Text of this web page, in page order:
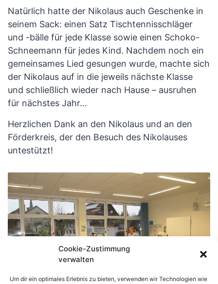
Cookie-Zustimmung
verwalten
Um dir ein optimales Erlebnis zu bieten, verwenden wir Technologien wie
Natürlich hatte der Nikolaus auch Geschenke in
seinem Sack: einen Satz Tischtennisschläger
und -bälle für jede Klasse sowie einen Schoko-
Schneemann für jedes Kind. Nachdem noch ein
gemeinsames Lied gesungen wurde, machte sich
der Nikolaus auf in die jeweils nächste Klasse
und schließlich wieder nach Hause – ausruhen
für nächstes Jahr…
Herzlichen Dank an den Nikolaus und an den
Förderkreis, der den Besuch des Nikolauses
untestützt!